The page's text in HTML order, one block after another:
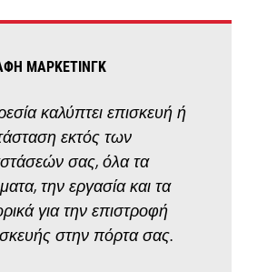
ΜΆΡΚΕΤΙΝΓΚ
καλύπτει επισκευή ή
εκτός των
σας, όλα τα
την εργασία και τα
για την επιστροφή
στην πόρτα σας.